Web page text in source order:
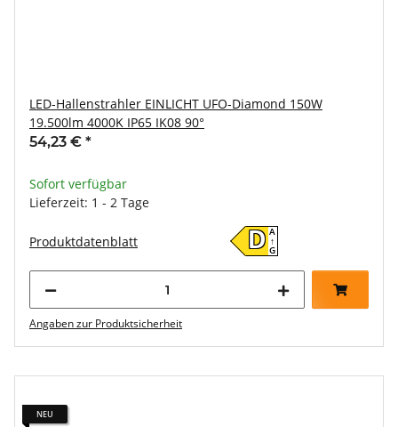
LED-Hallenstrahler EINLICHT UFO-Diamond 150W
19.500lm 4000K IP65 IK08 90°
54,23 € *
Sofort verfügbar
Lieferzeit: 1 - 2 Tage
Produktdatenblatt D A
↑
G
Angaben zur Produktsicherheit
NEU